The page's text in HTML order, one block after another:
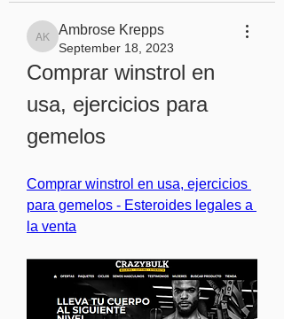
Ambrose Krepps
Ambrose Krepps
September 18, 2023
Comprar winstrol en
usa, ejercicios para
gemelos
Comprar winstrol en usa, ejercicios
para gemelos - Esteroides legales a
la venta